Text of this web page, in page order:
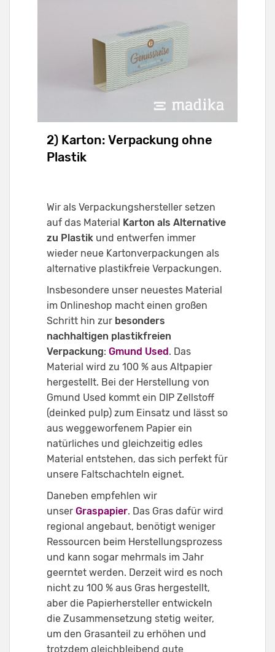
2) Karton: Verpackung ohne
Plastik
Wir als Verpackungshersteller setzen
auf das Material Karton als Alternative
zu Plastik und entwerfen immer
wieder neue Kartonverpackungen als
alternative plastikfreie Verpackungen.
Insbesondere unser neuestes Material
im Onlineshop macht einen großen
Schritt hin zur besonders
nachhaltigen plastikfreien
Verpackung: Gmund Used. Das
Material wird zu 100 % aus Altpapier
hergestellt. Bei der Herstellung von
Gmund Used kommt ein DIP Zellstoff
(deinked pulp) zum Einsatz und lässt so
aus weggeworfenem Papier ein
natürliches und gleichzeitig edles
Material entstehen, das sich perfekt für
unsere Faltschachteln eignet.
Daneben empfehlen wir
unser Graspapier. Das Gras dafür wird
regional angebaut, benötigt weniger
Ressourcen beim Herstellungsprozess
und kann sogar mehrmals im Jahr
geerntet werden. Derzeit wird es noch
nicht zu 100 % aus Gras hergestellt,
aber die Papierhersteller entwickeln
die Zusammensetzung stetig weiter,
um den Grasanteil zu erhöhen und
trotzdem gleichbleibend gute